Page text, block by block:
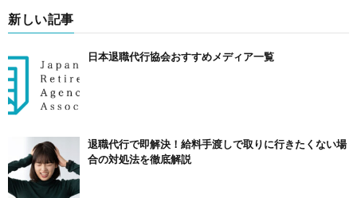
新しい記事
日本退職代行協会おすすめメディア一覧
退職代行で即解決！給料手渡しで取りに行きたくない場
合の対処法を徹底解説